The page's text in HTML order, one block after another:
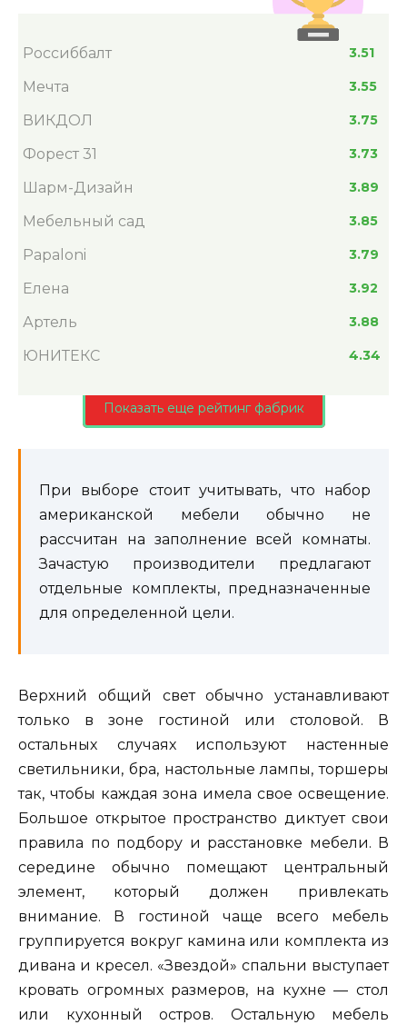
Россиббалт 3.51
Мечта 3.55
ВИКДОЛ 3.75
Форест 31 3.73
Шарм-Дизайн 3.89
Мебельный сад 3.85
Papaloni 3.79
Елена 3.92
Артель 3.88
ЮНИТЕКС 4.34
Показать еще рейтинг фабрик
При выборе стоит учитывать, что набор
американской мебели обычно не
рассчитан на заполнение всей комнаты.
Зачастую производители предлагают
отдельные комплекты, предназначенные
для определенной цели.
Верхний общий свет обычно устанавливают
только в зоне гостиной или столовой. В
остальных случаях используют настенные
светильники, бра, настольные лампы, торшеры
так, чтобы каждая зона имела свое освещение.
Большое открытое пространство диктует свои
правила по подбору и расстановке мебели. В
середине обычно помещают центральный
элемент, который должен привлекать
внимание. В гостиной чаще всего мебель
группируется вокруг камина или комплекта из
дивана и кресел. «Звездой» спальни выступает
кровать огромных размеров, на кухне — стол
или кухонный остров. Остальную мебель